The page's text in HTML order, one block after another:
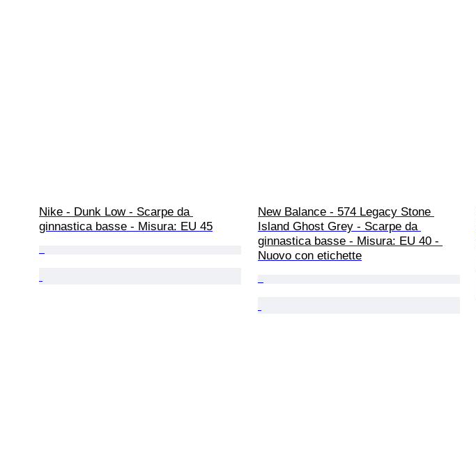
Nike - Dunk Low - Scarpe da
ginnastica basse - Misura: EU 45
New Balance - 574 Legacy Stone
Island Ghost Grey - Scarpe da
ginnastica basse - Misura: EU 40 -
Nuovo con etichette